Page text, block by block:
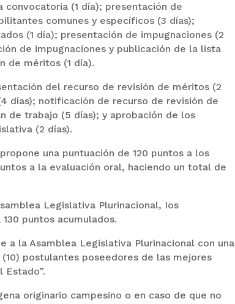
(1 día); presentación de
comunes y específicos (3 días);
(1 día); presentación de impugnaciones (2
de impugnaciones y publicación de la lista
de méritos (1 día).
del recurso de revisión de méritos (2
días); notificación de recurso de revisión de
de trabajo (5 días); y aprobación de los
(2 días).
una puntuación de 120 puntos a los
a la evaluación oral, haciendo un total de
Legislativa Plurinacional, Ios
puntos acumulados.
a la Asamblea Legislativa Plurinacional con una
postulantes poseedores de las mejores
Estado”.
originario campesino o en caso de que no